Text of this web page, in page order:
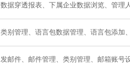
数据穿透报表、下属企业数据浏览、管理
类别管理、语言包数据管理、语言包添加
发邮件、邮件管理、类别管理、邮箱账号